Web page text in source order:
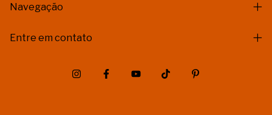
Navegação
Entre em contato